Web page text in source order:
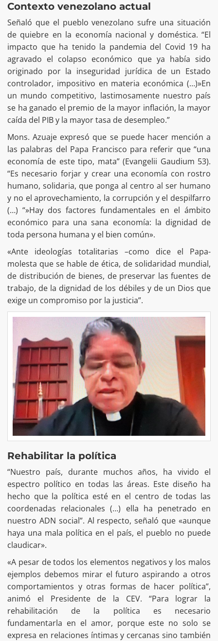
Contexto venezolano actual
Señaló que el pueblo venezolano sufre una situación
de quiebre en la economía nacional y doméstica. “El
impacto que ha tenido la pandemia del Covid 19 ha
agravado el colapso económico que ya había sido
originado por la inseguridad jurídica de un Estado
controlador, impositivo en materia económica (…)»En
un mundo competitivo, lastimosamente nuestro país
se ha ganado el premio de la mayor inflación, la mayor
caída del PIB y la mayor tasa de desempleo.”
Mons. Azuaje expresó que se puede hacer mención a
las palabras del Papa Francisco para referir que “una
economía de este tipo, mata” (Evangelii Gaudium 53).
“Es necesario forjar y crear una economía con rostro
humano, solidaria, que ponga al centro al ser humano
y no el aprovechamiento, la corrupción y el despilfarro
(…) “»Hay dos factores fundamentales en el ámbito
económico para una sana economía: la dignidad de
toda persona humana y el bien común».
«Ante ideologías totalitarias –como dice el Papa-
molesta que se hable de ética, de solidaridad mundial,
de distribución de bienes, de preservar las fuentes de
trabajo, de la dignidad de los débiles y de un Dios que
exige un compromiso por la justicia”.
Rehabilitar la política
“Nuestro país, durante muchos años, ha vivido el
espectro político en todas las áreas. Este diseño ha
hecho que la política esté en el centro de todas las
coordenadas relacionales (…) ella ha penetrado en
nuestro ADN social”. Al respecto, señaló que «aunque
haya una mala política en el país, el pueblo no puede
claudicar».
«A pesar de todos los elementos negativos y los malos
ejemplos debemos mirar el futuro aspirando a otros
comportamientos y otras formas de hacer política”,
animó el Presidente de la CEV. “Para lograr la
rehabilitación de la política es necesario
fundamentarla en el amor, porque este no solo se
expresa en relaciones íntimas y cercanas sino también